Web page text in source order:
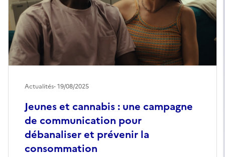
Jeunes et cannabis : une campagne
de communication pour
débanaliser et prévenir la
consommation
Actualités- 19/08/2025